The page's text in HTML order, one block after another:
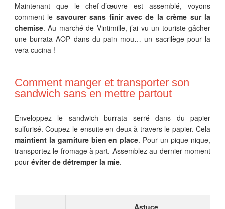
Maintenant que le chef-d’œuvre est assemblé, voyons
comment le savourer sans finir avec de la crème sur la
chemise. Au marché de Vintimille, j’ai vu un touriste gâcher
une burrata AOP dans du pain mou… un sacrilège pour la
vera cucina !
Comment manger et transporter son
sandwich sans en mettre partout
Enveloppez le sandwich burrata serré dans du papier
sulfurisé. Coupez-le ensuite en deux à travers le papier. Cela
maintient la garniture bien en place. Pour un pique-nique,
transportez le fromage à part. Assemblez au dernier moment
pour éviter de détremper la mie.